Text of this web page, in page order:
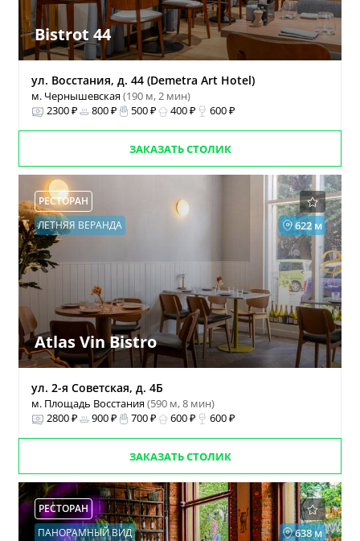
Bistrot 44
ул. Восстания, д. 44 (Demetra Art Hotel)
м. Чернышевская(190 м, 2 мин)
2300 ₽
800 ₽ 500 ₽ 400 ₽ 600 ₽
ЗАКАЗАТЬ СТОЛИК
РЕСТОРАН
622 м
ЛЕТНЯЯ ВЕРАНДА
Atlas Vin Bistro
ул. 2-я Советская, д. 4Б
м. Площадь Восстания(590 м, 8 мин)
2800 ₽
900 ₽ 700 ₽ 600 ₽ 600 ₽
ЗАКАЗАТЬ СТОЛИК
РЕСТОРАН
638 м
ПАНОРАМНЫЙ ВИД